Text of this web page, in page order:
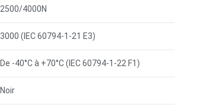
2500/4000N
3000 (IEC 60794-1-21 E3)
De -40°C à +70°C (IEC 60794-1-22 F1)
Noir